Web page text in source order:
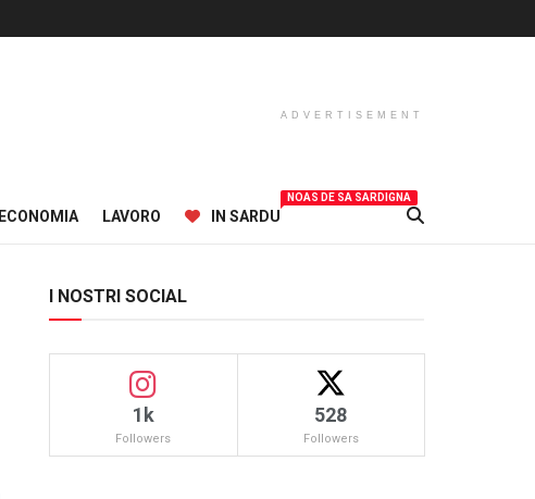
ADVERTISEMENT
ECONOMIA LAVORO IN SARDU
NOAS DE SA SARDIGNA
I NOSTRI SOCIAL
1k
Followers
528
Followers